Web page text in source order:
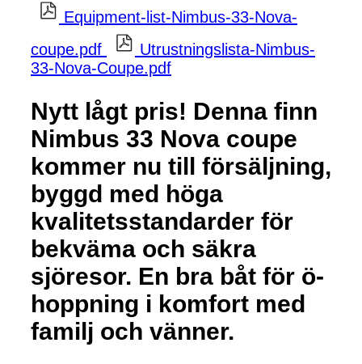
Equipment-list-Nimbus-33-Nova-
coupe.pdf
Utrustningslista-Nimbus-
33-Nova-Coupe.pdf
Nytt lågt pris! Denna finn
Nimbus 33 Nova coupe
kommer nu till försäljning,
byggd med höga
kvalitetsstandarder för
bekväma och säkra
sjöresor. En bra båt för ö-
hoppning i komfort med
familj och vänner.